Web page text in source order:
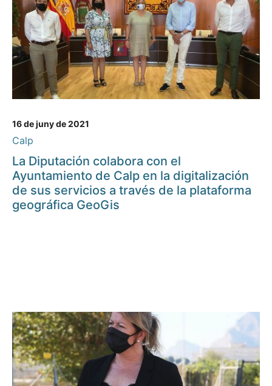
16 de juny de 2021
Calp
La Diputación colabora con el
Ayuntamiento de Calp en la digitalización
de sus servicios a través de la plataforma
geográfica GeoGis